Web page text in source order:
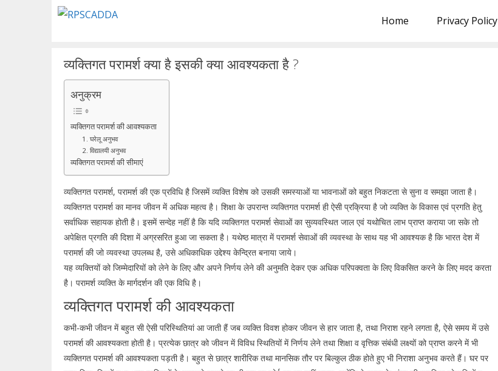
Home Privacy Policy
व्यक्तिगत परामर्श क्या है इसकी क्या आवश्यकता है ?
अनुक्रम
व्यक्तिगत परामर्श की आवश्यकता
1. घरेलू अनुभव
2. विद्यालयी अनुभव
व्यक्तिगत परामर्श की सीमाएं
व्यक्तिगत परामर्श, परामर्श की एक प्रविधि है जिसमें व्यक्ति विशेष को उसकी समस्याओं या भावनाओं को बहुत निकटता से सुना व समझा जाता है।
व्यक्तिगत परामर्श का मानव जीवन में अधिक महत्व है। शिक्षा के उपरान्त व्यक्तिगत परामर्श ही ऐसी प्रक्रिया है जो व्यक्ति के विकास एवं प्रगति हेतु
सर्वाधिक सहायक होती है। इसमें सन्देह नहीं है कि यदि व्यक्तिगत परामर्श सेवाओं का सुव्यवस्थित जाल एवं यथोचित लाभ प्राप्त कराया जा सके तो
अपेक्षित प्रगति की दिशा में अग्रसरित हुआ जा सकता है। यथेष्ठ मात्रा में परामर्श सेवाओं की व्यवस्था के साथ यह भी आवश्यक है कि भारत देश में
परामर्श की जो व्यवस्था उपलब्ध है, उसे अधिकाधिक उद्देश्य केन्द्रित बनाया जाये।
यह व्यक्तियों को जिम्मेदारियों को लेने के लिए और अपने निर्णय लेने की अनुमति देकर एक अधिक परिपक्वता के लिए विकसित करने के लिए मदद करता
है। परामर्श व्यक्ति के मार्गदर्शन की एक विधि है।
व्यक्तिगत परामर्श की आवश्यकता
कभी-कभी जीवन में बहुत सी ऐसी परिस्थितियां आ जाती हैं जब व्यक्ति विवश होकर जीवन से हार जाता है, तथा निराश रहने लगता है, ऐसे समय में उसे
परामर्श की आवश्यकता होती है। प्रत्येक छात्र को जीवन में विविध स्थितियों में निर्णय लेने तथा शिक्षा व वृत्तिक संबंधी लक्ष्यों को प्राप्त करने में भी
व्यक्तिगत परामर्श की आवश्यकता पड़ती है। बहुत से छात्र शारीरिक तथा मानसिक तौर पर बिल्कुल ठीक होते हुए भी निराशा अनुभव करते हैं। घर पर